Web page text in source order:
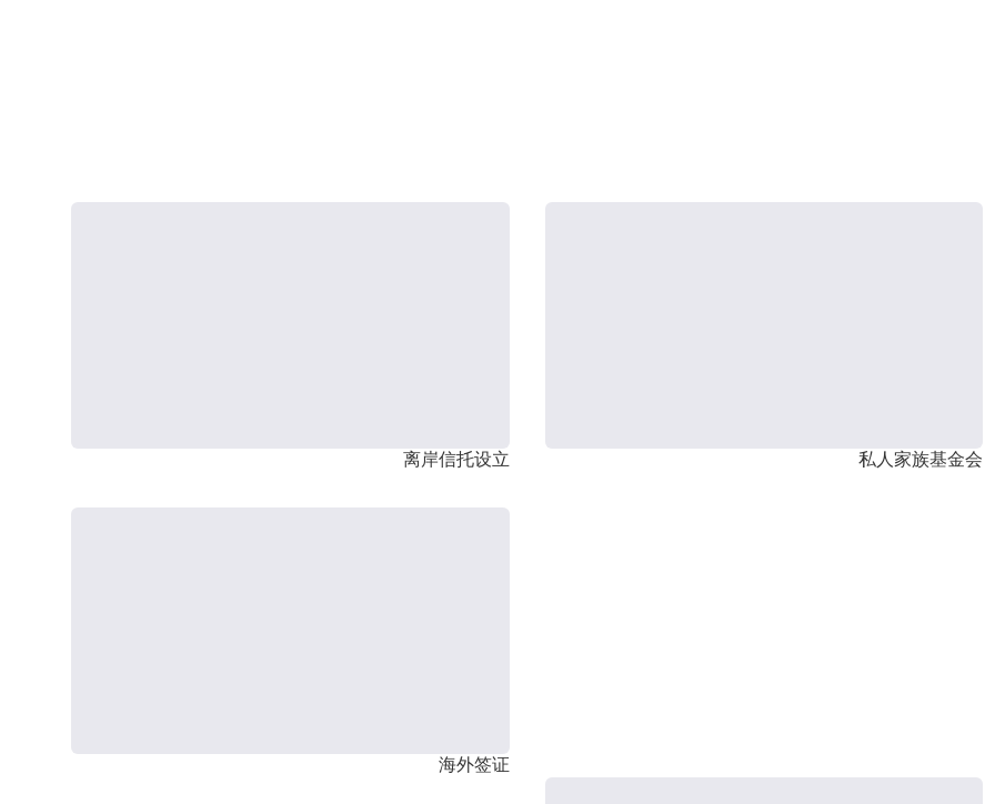
离岸信托设立 私人家族基金会
海外签证